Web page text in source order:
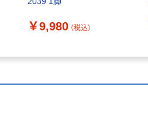
￥9,980 （税込）
期間限定価格
リー）